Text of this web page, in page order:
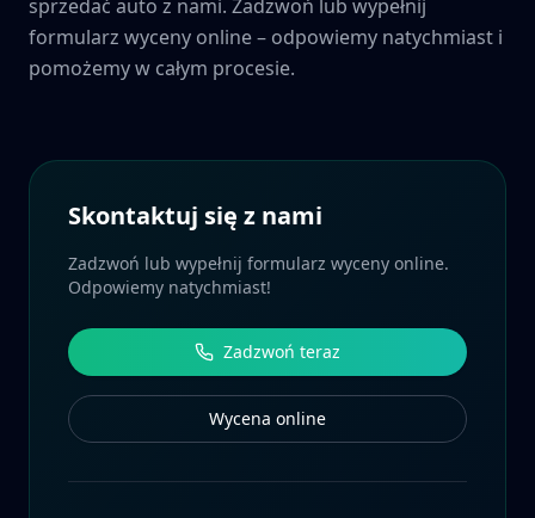
sprzedać auto z nami. Zadzwoń lub wypełnij
formularz wyceny online – odpowiemy natychmiast i
pomożemy w całym procesie.
Skontaktuj się z nami
Zadzwoń lub wypełnij formularz wyceny online.
Odpowiemy natychmiast!
Zadzwoń teraz
Wycena online